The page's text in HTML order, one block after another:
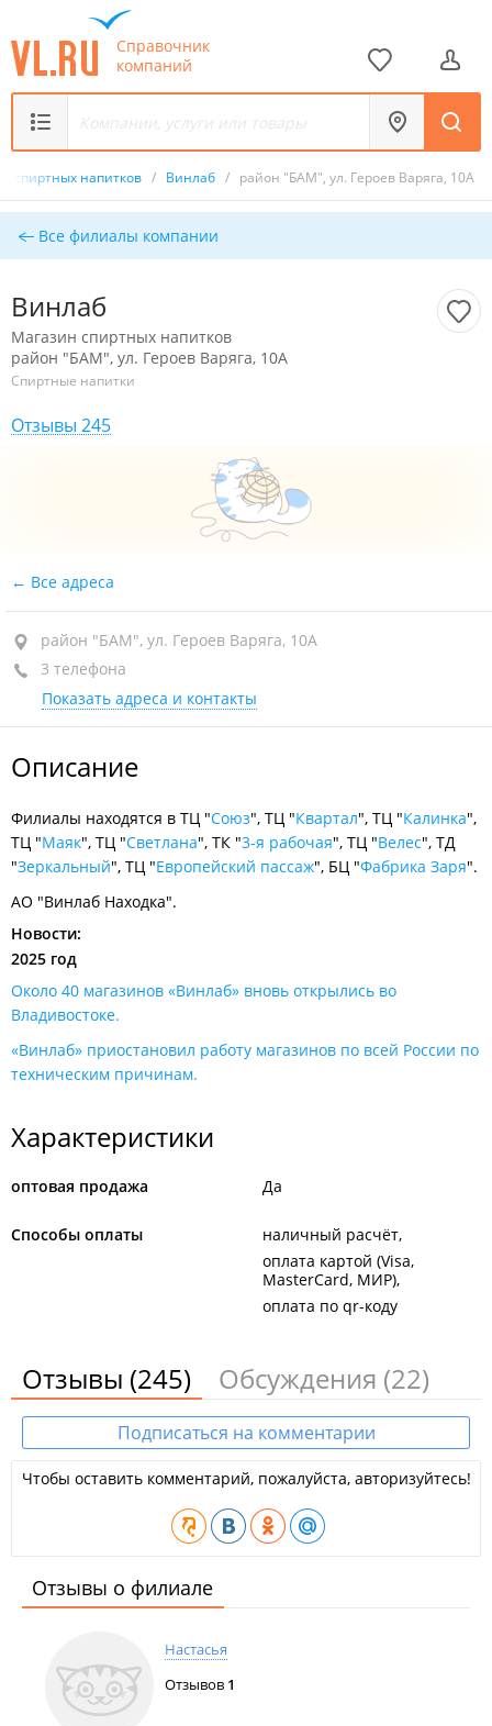
Справочник
компаний
спиртных напитков / Винлаб / район "БАМ", ул. Героев Варяга, 10А
Все филиалы компании
Винлаб
Магазин спиртных напитков
район "БАМ", ул. Героев Варяга, 10А
Спиртные напитки
Отзывы 245
Все адреса
район "БАМ", ул. Героев Варяга, 10А
3 телефона
Показать адреса и контакты
Описание
Филиалы находятся в ТЦ "Союз", ТЦ "Квартал", ТЦ "Калинка",
ТЦ "Маяк", ТЦ "Светлана", ТК "3-я рабочая", ТЦ "Велес", ТД
"Зеркальный", ТЦ "Европейский пассаж", БЦ "Фабрика Заря".
АО "Винлаб Находка".
Новости:
2025 год
Около 40 магазинов «Винлаб» вновь открылись во
Владивостоке.
«Винлаб» приостановил работу магазинов по всей России по
техническим причинам.
Характеристики
оптовая продажа Да
Способы оплаты
наличный расчёт
оплата картой (Visa,
MasterCard, МИР)
оплата по qr-коду
Отзывы (245) Обсуждения (22)
Подписаться на комментарии
Чтобы оставить комментарий, пожалуйста, авторизуйтесь!
Отзывы о филиале
Настасья
Отзывов 1